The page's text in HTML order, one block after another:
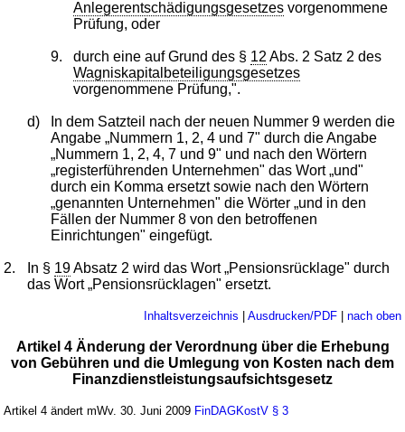
Anlegerentschädigungsgesetzes vorgenommene
Prüfung, oder
9. durch eine auf Grund des § 12 Abs. 2 Satz 2 des
Wagniskapitalbeteiligungsgesetzes
vorgenommene Prüfung,".
d)
In dem Satzteil nach der neuen Nummer 9 werden die
Angabe „Nummern 1, 2, 4 und 7" durch die Angabe
„Nummern 1, 2, 4, 7 und 9" und nach den Wörtern
„registerführenden Unternehmen" das Wort „und"
durch ein Komma ersetzt sowie nach den Wörtern
„genannten Unternehmen" die Wörter „und in den
Fällen der Nummer 8 von den betroffenen
Einrichtungen" eingefügt.
2. In § 19Absatz 2 wird das Wort „Pensionsrücklage" durch
das Wort „Pensionsrücklagen" ersetzt.
Inhaltsverzeichnis | Ausdrucken/PDF| nach oben
Artikel 4 Änderung der Verordnung über die Erhebung
von Gebühren und die Umlegung von Kosten nach dem
Finanzdienstleistungsaufsichtsgesetz
Artikel 4 ändert mWv. 30. Juni 2009 FinDAGKostV § 3